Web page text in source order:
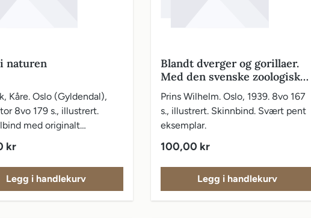
naturen
Kåre. Oslo (Gyldendal),
8vo 179 s., illustrert.
med originalt
kr
Legg i handlekurv
Blandt dverger og gorillaer.
Med den svenske zoologiske
ekspedisjonen til
Centralafrika 1921
Prins Wilhelm. Oslo, 1939. 8vo 167
s., illustrert. Skinnbind. Svært pent
eksemplar.
Vanlig pris:
100,00 kr
Legg i handlekurv